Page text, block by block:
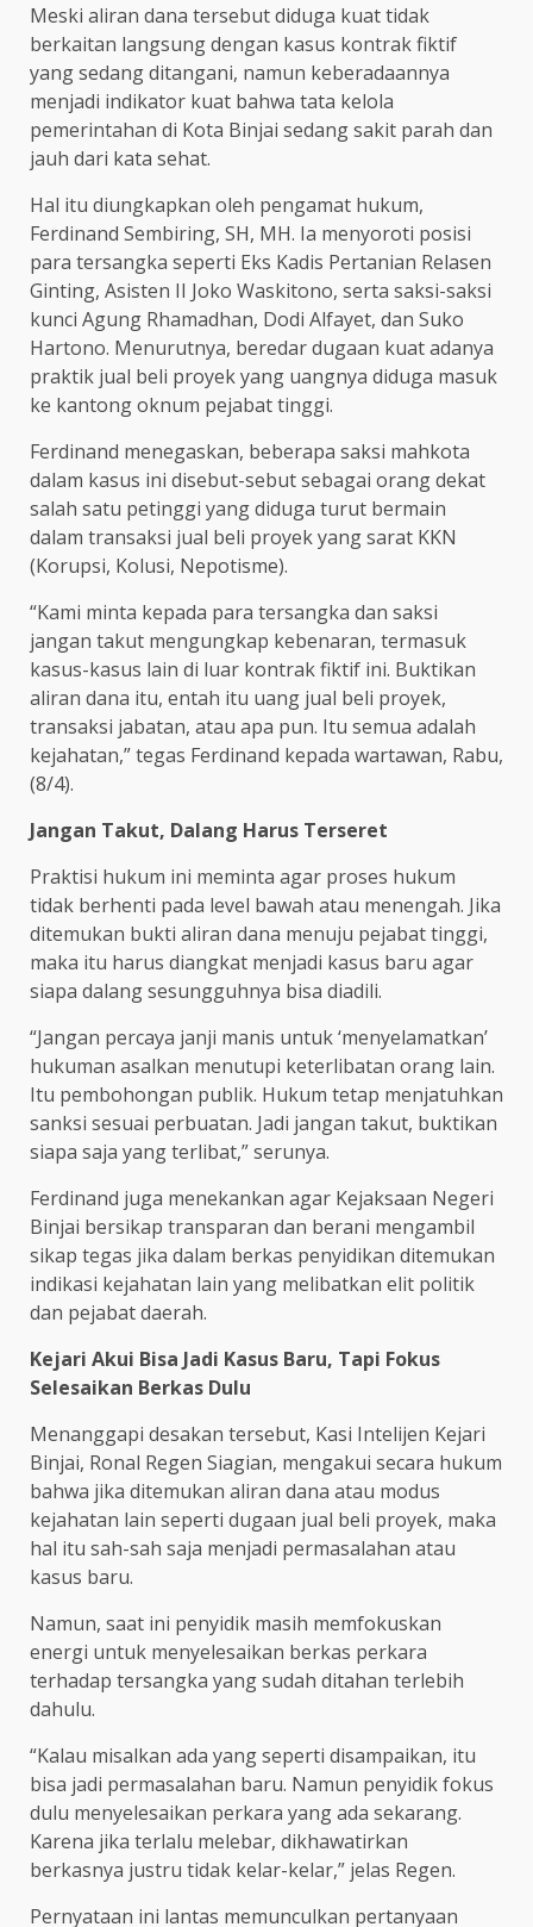
Meski aliran dana tersebut diduga kuat tidak
berkaitan langsung dengan kasus kontrak fiktif
yang sedang ditangani, namun keberadaannya
menjadi indikator kuat bahwa tata kelola
pemerintahan di Kota Binjai sedang sakit parah dan
jauh dari kata sehat.
Hal itu diungkapkan oleh pengamat hukum,
Ferdinand Sembiring, SH, MH. Ia menyoroti posisi
para tersangka seperti Eks Kadis Pertanian Relasen
Ginting, Asisten II Joko Waskitono, serta saksi-saksi
kunci Agung Rhamadhan, Dodi Alfayet, dan Suko
Hartono. Menurutnya, beredar dugaan kuat adanya
praktik jual beli proyek yang uangnya diduga masuk
ke kantong oknum pejabat tinggi.
Ferdinand menegaskan, beberapa saksi mahkota
dalam kasus ini disebut-sebut sebagai orang dekat
salah satu petinggi yang diduga turut bermain
dalam transaksi jual beli proyek yang sarat KKN
(Korupsi, Kolusi, Nepotisme).
“Kami minta kepada para tersangka dan saksi
jangan takut mengungkap kebenaran, termasuk
kasus-kasus lain di luar kontrak fiktif ini. Buktikan
aliran dana itu, entah itu uang jual beli proyek,
transaksi jabatan, atau apa pun. Itu semua adalah
kejahatan,” tegas Ferdinand kepada wartawan, Rabu,
(8/4).
Jangan Takut, Dalang Harus Terseret
Praktisi hukum ini meminta agar proses hukum
tidak berhenti pada level bawah atau menengah. Jika
ditemukan bukti aliran dana menuju pejabat tinggi,
maka itu harus diangkat menjadi kasus baru agar
siapa dalang sesungguhnya bisa diadili.
“Jangan percaya janji manis untuk ‘menyelamatkan’
hukuman asalkan menutupi keterlibatan orang lain.
Itu pembohongan publik. Hukum tetap menjatuhkan
sanksi sesuai perbuatan. Jadi jangan takut, buktikan
siapa saja yang terlibat,” serunya.
Ferdinand juga menekankan agar Kejaksaan Negeri
Binjai bersikap transparan dan berani mengambil
sikap tegas jika dalam berkas penyidikan ditemukan
indikasi kejahatan lain yang melibatkan elit politik
dan pejabat daerah.
Kejari Akui Bisa Jadi Kasus Baru, Tapi Fokus
Selesaikan Berkas Dulu
Menanggapi desakan tersebut, Kasi Intelijen Kejari
Binjai, Ronal Regen Siagian, mengakui secara hukum
bahwa jika ditemukan aliran dana atau modus
kejahatan lain seperti dugaan jual beli proyek, maka
hal itu sah-sah saja menjadi permasalahan atau
kasus baru.
Namun, saat ini penyidik masih memfokuskan
energi untuk menyelesaikan berkas perkara
terhadap tersangka yang sudah ditahan terlebih
dahulu.
“Kalau misalkan ada yang seperti disampaikan, itu
bisa jadi permasalahan baru. Namun penyidik fokus
dulu menyelesaikan perkara yang ada sekarang.
Karena jika terlalu melebar, dikhawatirkan
berkasnya justru tidak kelar-kelar,” jelas Regen.
Pernyataan ini lantas memunculkan pertanyaan